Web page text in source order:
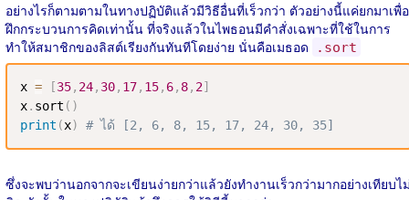
อย่างไรก็ตามตามในทางปฏิบัติแล้วมีวิธีอื่นที่เร็วกว่า ตัวอย่างนี้แค่ยกมาเพื่อ
ฝึกกระบวนการคิดเท่านั้น ที่จริงแล้วในไพธอนมีคำสั่งเฉพาะที่ใช้ในการ
ทำให้สมาชิกของลิสต์เรียงกันทันทีโดยง่าย นั่นคือเมธอด
.sort
x = [35, 24, 30, 17, 15, 6, 8, 2]
x. sort ( )
print (x) # ได้ [2, 6, 8, 15, 17, 24, 30, 35]
ซึ่งจะพบว่านอกจากจะเขียนง่ายกว่าแล้วยังทำงานเร็วกว่ามากอย่างเทียบไ